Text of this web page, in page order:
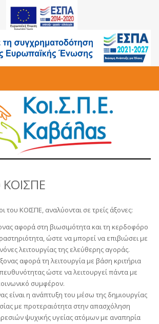
ΚΟΙΣΠΕ
του ΚΟΙΣΠΕ, αναλύονται σε τρείς άξονες:
αφορά στη βιωσιμότητα και τη κερδοφόρο
ώστε να μπορεί να επιβιώσει με
λειτουργίας της ελεύθερης αγοράς.
αφορά τη λειτουργία με βάση κριτήρια
ώστε να λειτουργεί πάντα με
συμφέρον.
είναι η ανάπτυξη του μέσω της δημιουργίας
με προτεραιότητα στην απασχόληση
ψυχικής υγείας ατόμων με αναπηρία